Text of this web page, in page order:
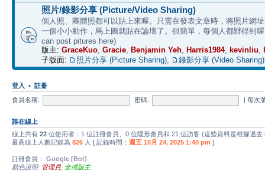
照片/錄影分享 (Picture/Video Sharing)
個人照、團體照都可以貼上來喔。只需在發表文章時，將照片網
一個小小動作，馬上圖就貼在論壇了。很簡單，每個人都辦得到
can post pitures here)
版主: GraceKuo Gracie Benjamin Yeh Harris1984, kevinliu
子版面:
照片分享 (Picture Sharing) 錄影分享 (Video Sharing)
登入 • 註冊
會員名稱: 密碼: | 每次
誰在線上
線上共有 22 位使用者：1 位註冊會員、0 位隱形會員和 21 位訪客 (這些資料是根據過
最高線上人數記錄為 826 人 [ 記錄時間： 週五 10月 24, 2025 1:40 pm ]
註冊會員： Google [Bot]
顏色說明: 管理員, 全域版主